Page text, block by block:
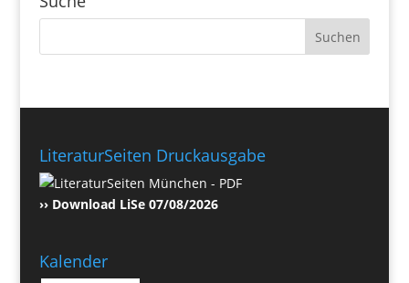
LiteraturSeiten Druckausgabe
›› Download LiSe 07/08/2026
Kalender